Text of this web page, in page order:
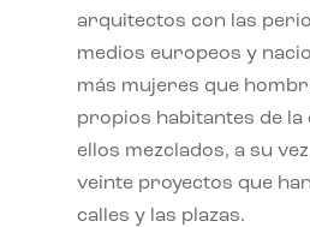
arquitectos con las
medios europeos y
más mujeres que
propios habitantes de la
ellos mezclados, a su
veinte proyectos que
calles y las plazas.